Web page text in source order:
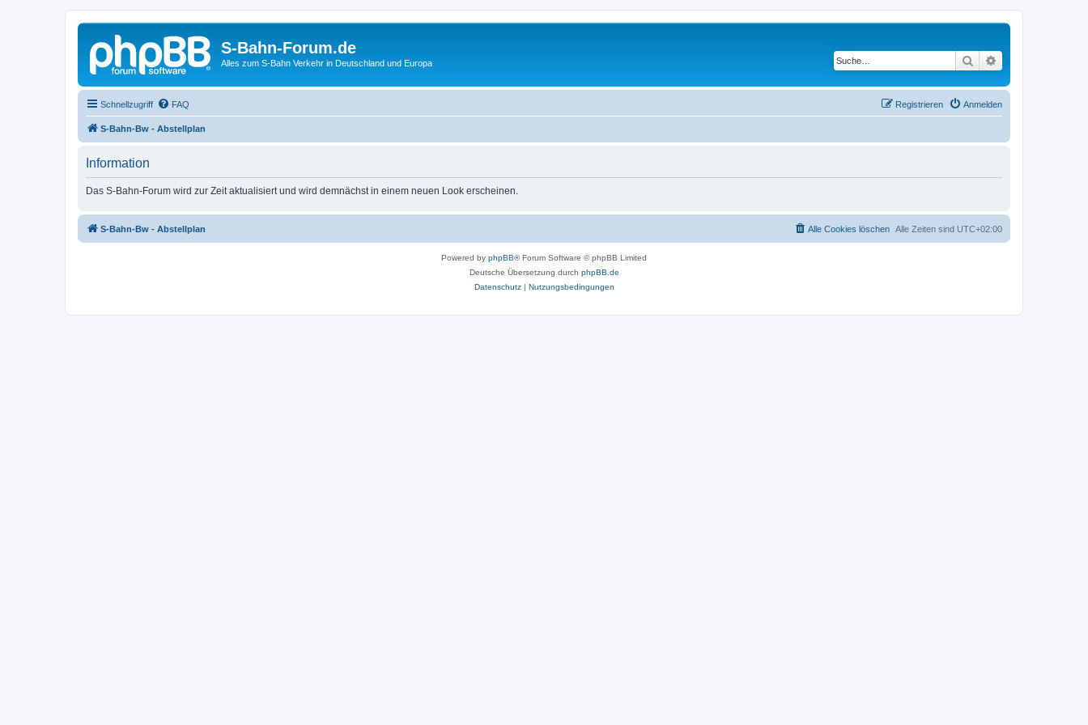
S-Bahn-Forum.de
Alles zum S-Bahn Verkehr in Deutschland und Europa Suche
Schnellzugriff FAQ Anmelden
Registrieren
S-Bahn-Bw - Abstellplan
Information
Das S-Bahn-Forum wird zur Zeit aktualisiert und wird demnächst in einem neuen Look erscheinen.
S-Bahn-Bw - Abstellplan Alle Zeiten sind UTC+02:00
Alle Cookies löschen
Powered by phpBB® Forum Software © phpBB Limited
Deutsche Übersetzung durch phpBB.de
Datenschutz| Nutzungsbedingungen